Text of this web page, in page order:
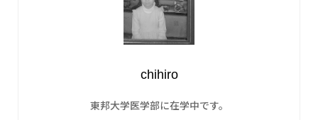
chihiro
東邦大学医学部に在学中です。